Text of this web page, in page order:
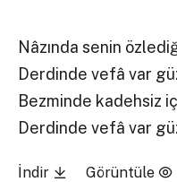
Nâzında senin
Derdinde vefâ var
Bezminde kadehsiz
Derdinde vefâ var
İndir Görüntüle